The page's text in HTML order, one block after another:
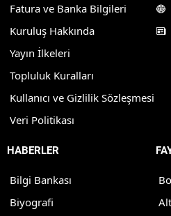
Fatura ve Banka Bilgileri
Kuruluş Hakkında
Yayın İlkeleri
Topluluk Kuralları
Kullanıcı ve Gizlilik Sözleşmesi
Veri Politikası
HABERLER
Bilgi Bankası
Biyografi